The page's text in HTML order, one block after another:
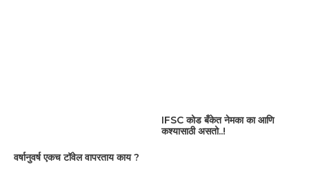
वर्षानुवर्ष एकच टॉवेल वापरताय काय ?
IFSC कोड बँकेत नेमका का आणि
कश्यासाठी असतो..!